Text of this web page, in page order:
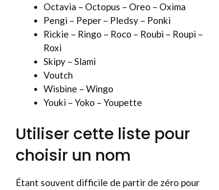
Octavia – Octopus – Oreo – Oxima
Pengi – Peper – Pledsy – Ponki
Rickie – Ringo – Roco – Roubi – Roupi –
Roxi
Skipy – Slami
Voutch
Wisbine – Wingo
Youki – Yoko – Youpette
Utiliser cette liste pour
choisir un nom
Étant souvent difficile de partir de zéro pour